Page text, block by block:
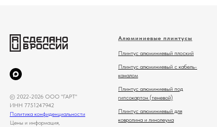
© 2022-2026 ООО "ГАРТ"
ИНН 7751247942
Политика конфиденциальности
Цены и информация,
Алюминиевые плинтусы
Плинтус алюминиевый плоский
Плинтус алюминиевый с кабель-
каналом
Плинтус алюминиевый под
гипсокартон (теневой)
Плинтус алюминиевый для
ковролина и линолеума